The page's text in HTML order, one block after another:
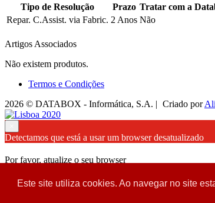
Este site utiliza cookies. Ao navegar no site
Tipo de Resolução
Prazo Tratar com a
Repar. C.Assist. via Fabric. 2 Anos Não
Artigos Associados
Não existem produtos.
Termos e Condições
2026 © DATABOX - Informática, S.A. | Criado por
Detectamos que está a usar um browser desatualizado
Por favor, atualize o seu browser